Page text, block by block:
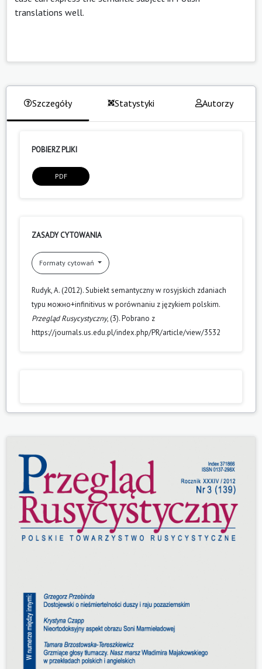
translations well.
Szczegóły Statystyki Autorzy
POBIERZ PLIKI
PDF
ZASADY CYTOWANIA
Formaty cytowań
Rudyk, A. (2012). Subiekt semantyczny w rosyjskich zdaniach
typu мож­но+infinitivus w porównaniu z językiem polskim.
Przegląd Rusycystyczny, (3). Pobrano z
https://journals.us.edu.pl/index.php/PR/article/view/3532